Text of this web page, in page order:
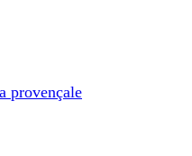
provençale